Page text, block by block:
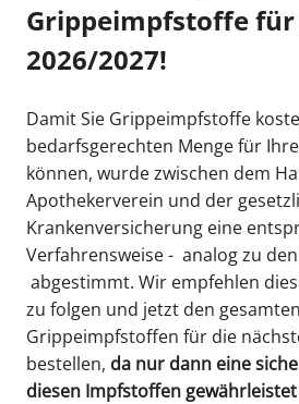
Grippeimpfstoffe für
2026/2027!
Damit Sie Grippeimpfstoffe
bedarfsgerechten Menge für
können, wurde zwischen dem
Apothekerverein und der
Krankenversicherung eine
Verfahrensweise - analog zu
abgestimmt. Wir empfehlen
zu folgen und jetzt den
Grippeimpfstoffen für die
bestellen, da nur dann eine
diesen Impfstoffen